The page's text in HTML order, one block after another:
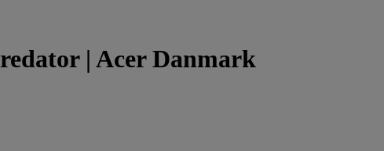
| Acer Danmark